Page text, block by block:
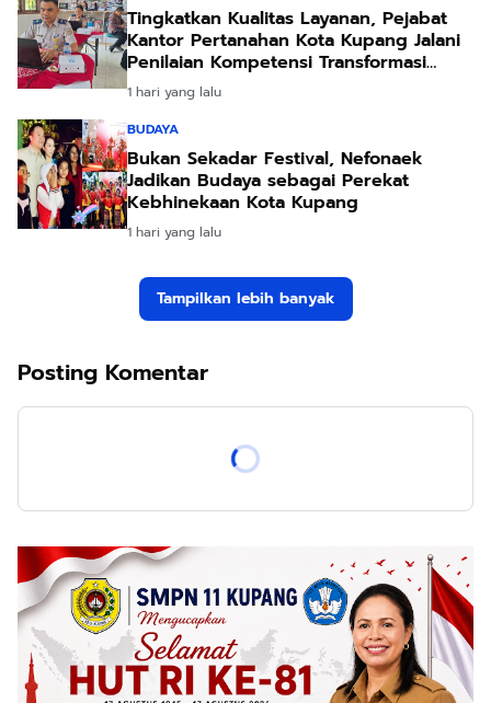
Tingkatkan Kualitas Layanan, Pejabat
Kantor Pertanahan Kota Kupang Jalani
Penilaian Kompetensi Transformasi
Pelayanan
1 hari yang lalu
BUDAYA
Bukan Sekadar Festival, Nefonaek
Jadikan Budaya sebagai Perekat
Kebhinekaan Kota Kupang
1 hari yang lalu
Tampilkan lebih banyak
Posting Komentar